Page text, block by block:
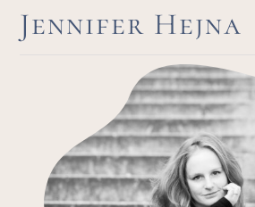
Jennifer Hejna